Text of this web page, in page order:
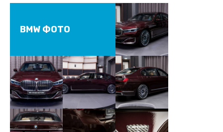
BMW ФОТО